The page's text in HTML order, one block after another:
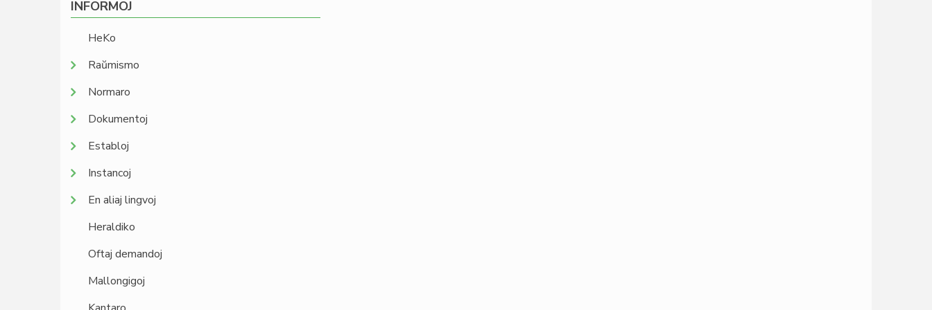
INFORMOJ
HeKo
Raŭmismo
Normaro
Dokumentoj
Establoj
Instancoj
En aliaj lingvoj
Heraldiko
Oftaj demandoj
Mallongigoj